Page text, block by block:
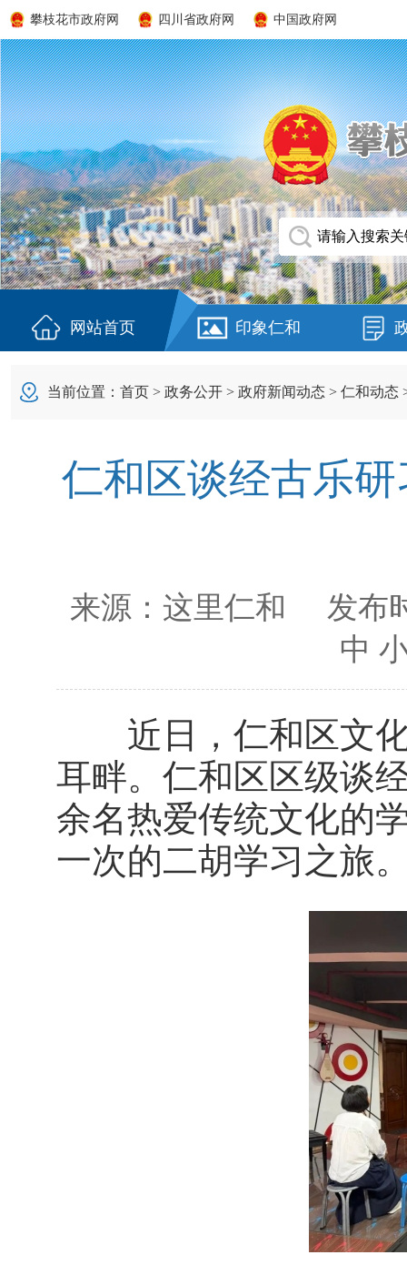
攀枝花市政府网 四川省政府网 中国政府网
网站首页 印象仁和
当前位置： 首页 > 政务公开 > 政府新闻动态 > 仁和动态
仁和区谈经古乐
来源： 这里仁和 发布
中
近日，仁和区文化
耳畔。仁和区区级谈
余名热爱传统文化的
一次的二胡学习之旅